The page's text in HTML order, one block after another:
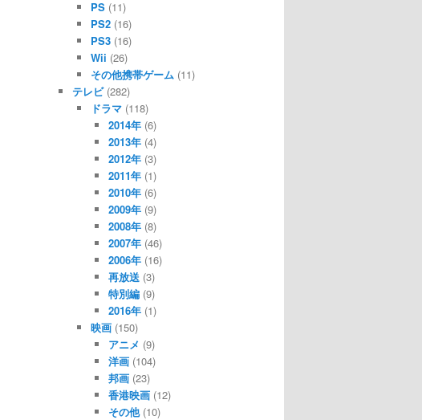
PS(11)
PS2(16)
PS3(16)
Wii (26)
その他携帯ゲーム (11)
テレビ(282)
ドラマ(118)
2014年 (6)
2013年 (4)
2012年 (3)
2011年 (1)
2010年 (6)
2009年 (9)
2008年 (8)
2007年 (46)
2006年 (16)
再放送 (3)
特別編 (9)
2016年 (1)
映画(150)
アニメ (9)
洋画 (104)
邦画 (23)
香港映画 (12)
その他(10)